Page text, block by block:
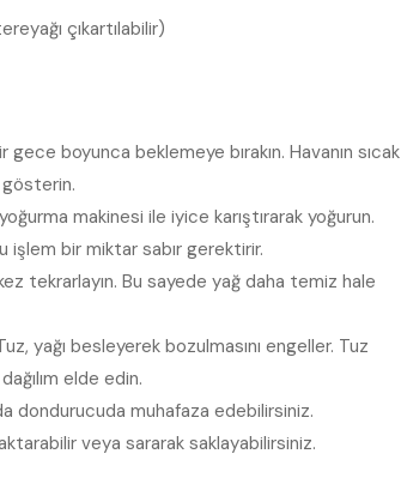
çıkartılabilir)
gece boyunca beklemeye bırakın. Havanın sıcak
makinesi ile iyice karıştırarak yoğurun.
işlem bir miktar sabır gerektirir.
tekrarlayın. Bu sayede yağ daha temiz hale
yağı besleyerek bozulmasını engeller. Tuz
elde edin.
dondurucuda muhafaza edebilirsiniz.
veya sararak saklayabilirsiniz.